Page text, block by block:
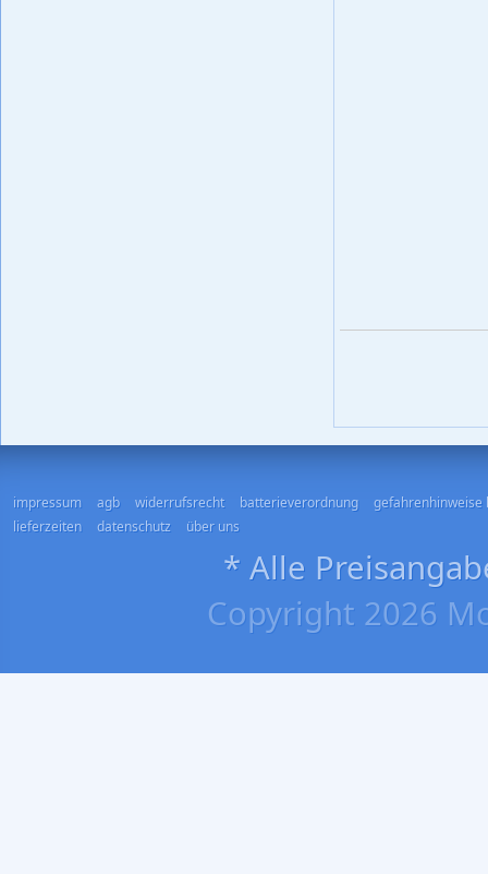
impressum agb widerrufsrecht batterieverordnung
gefahrenhinweise
lieferzeiten
datenschutz über uns
* Alle
Copyright 2026